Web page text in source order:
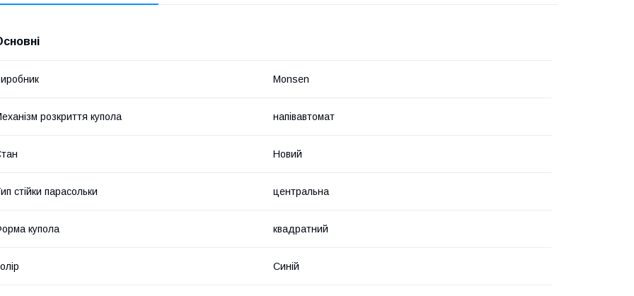
Monsen
розкриття купола напівавтомат
Новий
стійки парасольки центральна
купола квадратний
Синій